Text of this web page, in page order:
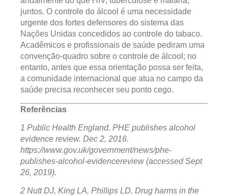
juntos. O controle do álcool é uma necessidade
urgente dos fortes defensores do sistema das
Nações Unidas concedidos ao controle do tabaco.
Acadêmicos e profissionais de saúde pediram uma
convenção-quadro sobre o controle de álcool; no
entanto, antes que essa orientação possa ser feita,
a comunidade internacional que atua no campo da
saúde precisa reconhecer seu ponto cego.
Referências
1 Public Health England. PHE publishes alcohol
evidence review. Dec 2, 2016.
https://www.gov.uk/government/news/phe-
publishes-alcohol-evidencereview (accessed Sept
26, 2019).
2 Nutt DJ, King LA, Phillips LD. Drug harms in the